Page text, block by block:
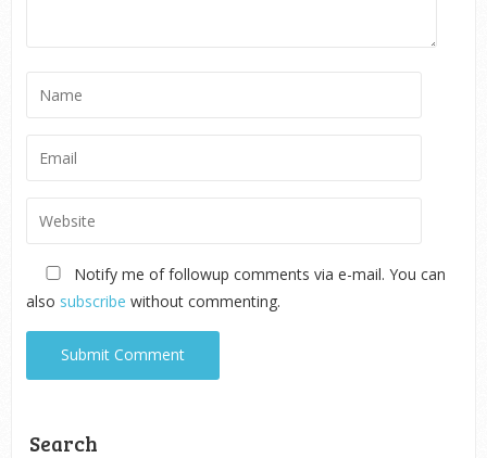
Notify me of followup comments via e-mail. You can
also subscribe without commenting.
Search